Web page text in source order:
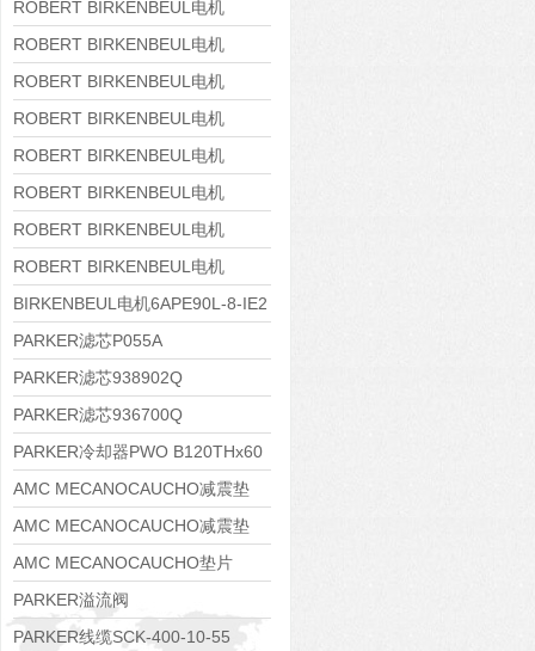
ROBERT BIRKENBEUL电机
8APE225M-4-IE3
ROBERT BIRKENBEUL电机
8APE180L-4 IE3
ROBERT BIRKENBEUL电机
8APE160M-6 IE3
ROBERT BIRKENBEUL电机
8APE160L-4-IE3
ROBERT BIRKENBEUL电机
8APE112M-6K-IE3
ROBERT BIRKENBEUL电机
8APE100L-2 IE3
ROBERT BIRKENBEUL电机
8APE90S-4 IE3
ROBERT BIRKENBEUL电机
8APE80M-2K-IE3
BIRKENBEUL电机6APE90L-8-IE2
PARKER滤芯P055A
PARKER滤芯938902Q
PARKER滤芯936700Q
PARKER冷却器PWO B120THx60
AMC MECANOCAUCHO减震垫
138552
AMC MECANOCAUCHO减震垫
138551
AMC MECANOCAUCHO垫片
608074
PARKER溢流阀
RE06M35W2N1KWXG087
PARKER线缆SCK-400-10-55